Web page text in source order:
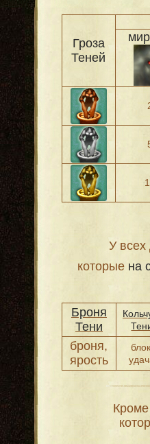
Гроза
Теней
У всех
которые на
Броня
Тени
броня,
ярость
блок,